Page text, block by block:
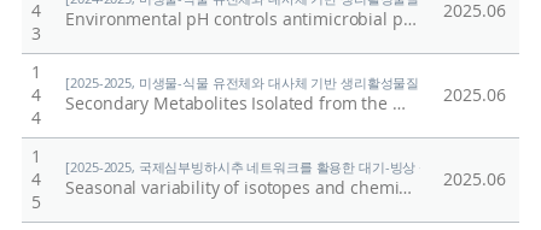
4
3
Environmental pH controls antimicrobial production by human probiotic Streptococcus salivarius 2025.06
1
4
4
[2025-2025, 미생물-식물 유전체와 대사체 기반 생리활성물질 개발 및 식물 회복
Secondary Metabolites Isolated from the Methanol Extract of Pseudocyphellaria freycinetii and Their Cytotoxicity 2025.06
1
4
5
[2025-2025, 국제심부빙하시추 네트워크를 활용한 대기-빙상 상호작용의 자연적·
Seasonal variability of isotopes and chemistry in a coastal firn core from the Amundsen Sea, West Antarctica 2025.06